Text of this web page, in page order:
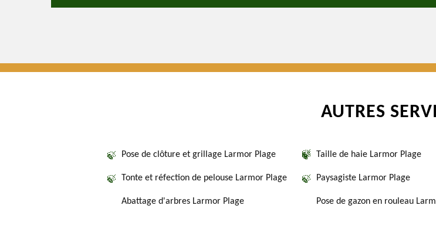
AUTRES
Pose de clôture et grillage Larmor Plage
Tonte et réfection de pelouse Larmor Plage
Abattage d'arbres Larmor Plage
Taille de haie Larmor Plage
Paysagiste Larmor Plage
Pose de gazon en rouleau